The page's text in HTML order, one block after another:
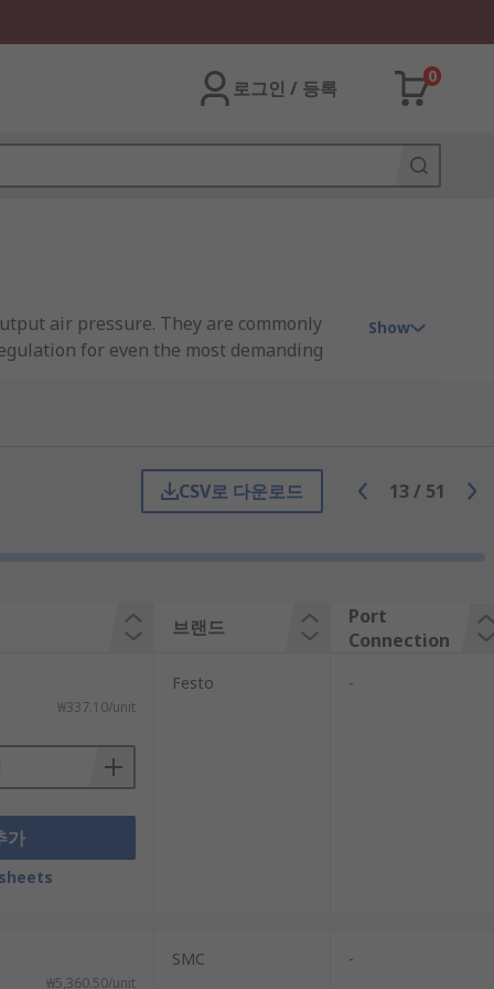
로그인 / 등록
0
air pressure. They are commonly
for even the most demanding
certain pressure. Most regulators use
gas grills as well as in medical and
Show
CSV로 다운로드 13 / 51
브랜드
Port
Connection
₩337.10/unit
가
Festo -
₩5,360.50/unit
SMC -